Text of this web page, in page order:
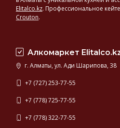
Elitalco.kz. Профессиональное
Crouton.
Алкомаркет
г. Алматы, ул. Ади Шарипова, 38
+7 (727) 253-77-55
+7 (778) 725-77-55
+7 (778) 322-77-55